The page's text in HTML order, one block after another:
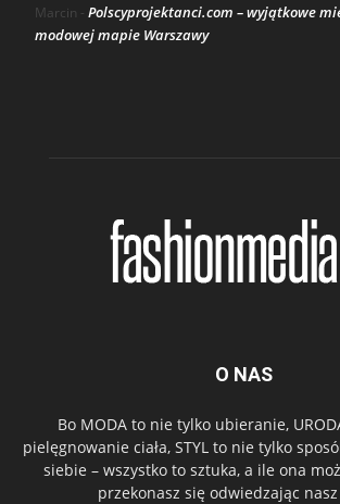
Marcin - Polscyprojektanci.com – wyjątkowe
modowej mapie Warszawy
O NAS
Bo MODA to nie tylko ubieranie,
pielęgnowanie ciała, STYL to nie tylko
siebie – wszystko to sztuka, a ile ona
przekonasz się odwiedzając